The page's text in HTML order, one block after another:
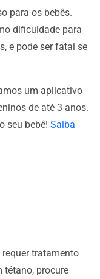
para os bebês.
dificuldade para
e pode ser fatal se
um aplicativo
de até 3 anos.
seu bebê! Saiba
tratamento
tétano, procure